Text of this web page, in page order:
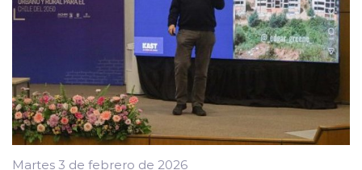
Martes 3 de febrero de 2026